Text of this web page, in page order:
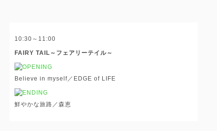
10:30～11:00
FAIRY TAIL～フェアリーテイル～
Believe in myself／EDGE of LIFE
鮮やかな旅路／森恵